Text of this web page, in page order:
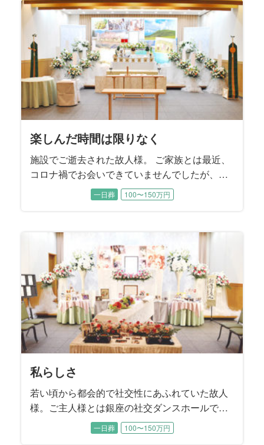
楽しんだ時間は限りなく
施設でご逝去された故人様。 ご家族とは最近、
コロナ禍でお会いできていませんでしたが、ご
家族とのお時間を一番に大切に過ごされてきた
方でした。 この度はご家族で楽しまれたお時間
一日葬 100〜150万円
私らしさ
若い頃から都会的で社交性にあふれていた故人
様。ご主人様とは銀座の社交ダンスホールで出
逢いご結婚されました。 お元気だった頃はお洒
落をしてご長女様と一緒に都内のホテルを巡
一日葬 100〜150万円